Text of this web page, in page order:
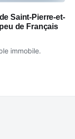
Saint-Pierre-et-
de Français
immobile.